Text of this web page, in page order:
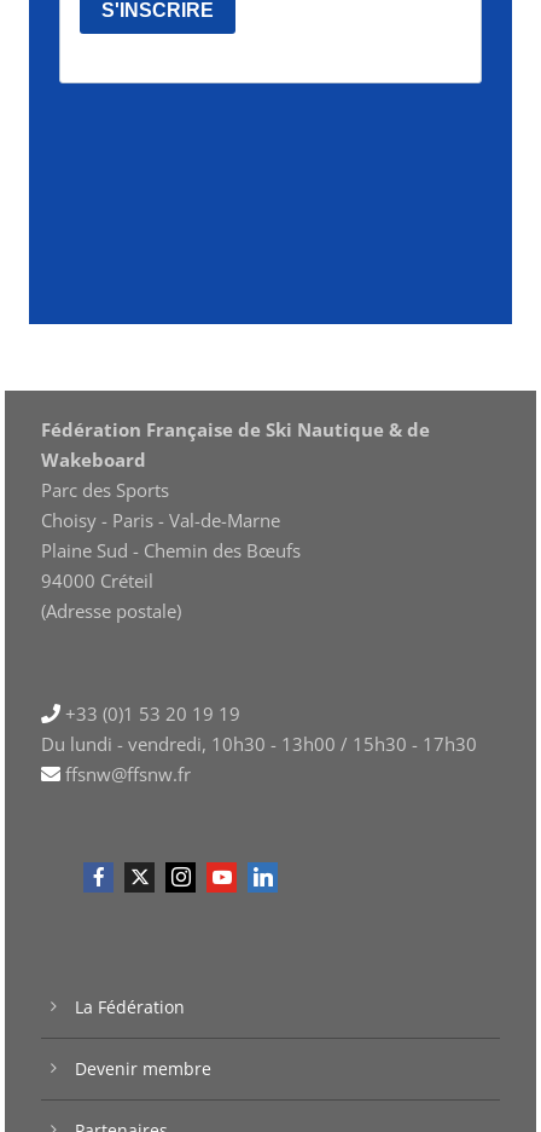
Fédération Française de Ski Nautique & de
Wakeboard
Parc des Sports
Choisy - Paris - Val-de-Marne
Plaine Sud - Chemin des Bœufs
94000 Créteil
(Adresse postale)
+33 (0)1 53 20 19 19
Du lundi - vendredi, 10h30 - 13h00 / 15h30 - 17h30
ffsnw@ffsnw.fr
La Fédération
Devenir membre